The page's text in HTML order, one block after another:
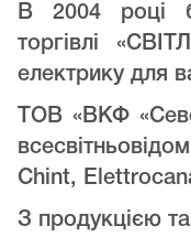
В 2004 році
торгівлі
електрику для
ТОВ «ВКФ
Chint,
З продукцією